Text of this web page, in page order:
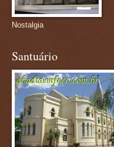
Nostalgia
Santuário